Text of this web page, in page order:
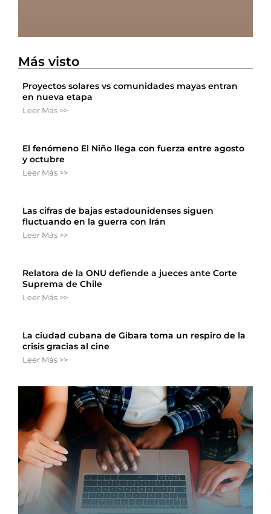
Más visto
Proyectos solares vs comunidades mayas entran
en nueva etapa
Leer Más >>
El fenómeno El Niño llega con fuerza entre agosto
y octubre
Leer Más >>
Las cifras de bajas estadounidenses siguen
fluctuando en la guerra con Irán
Leer Más >>
Relatora de la ONU defiende a jueces ante Corte
Suprema de Chile
Leer Más >>
La ciudad cubana de Gibara toma un respiro de la
crisis gracias al cine
Leer Más >>